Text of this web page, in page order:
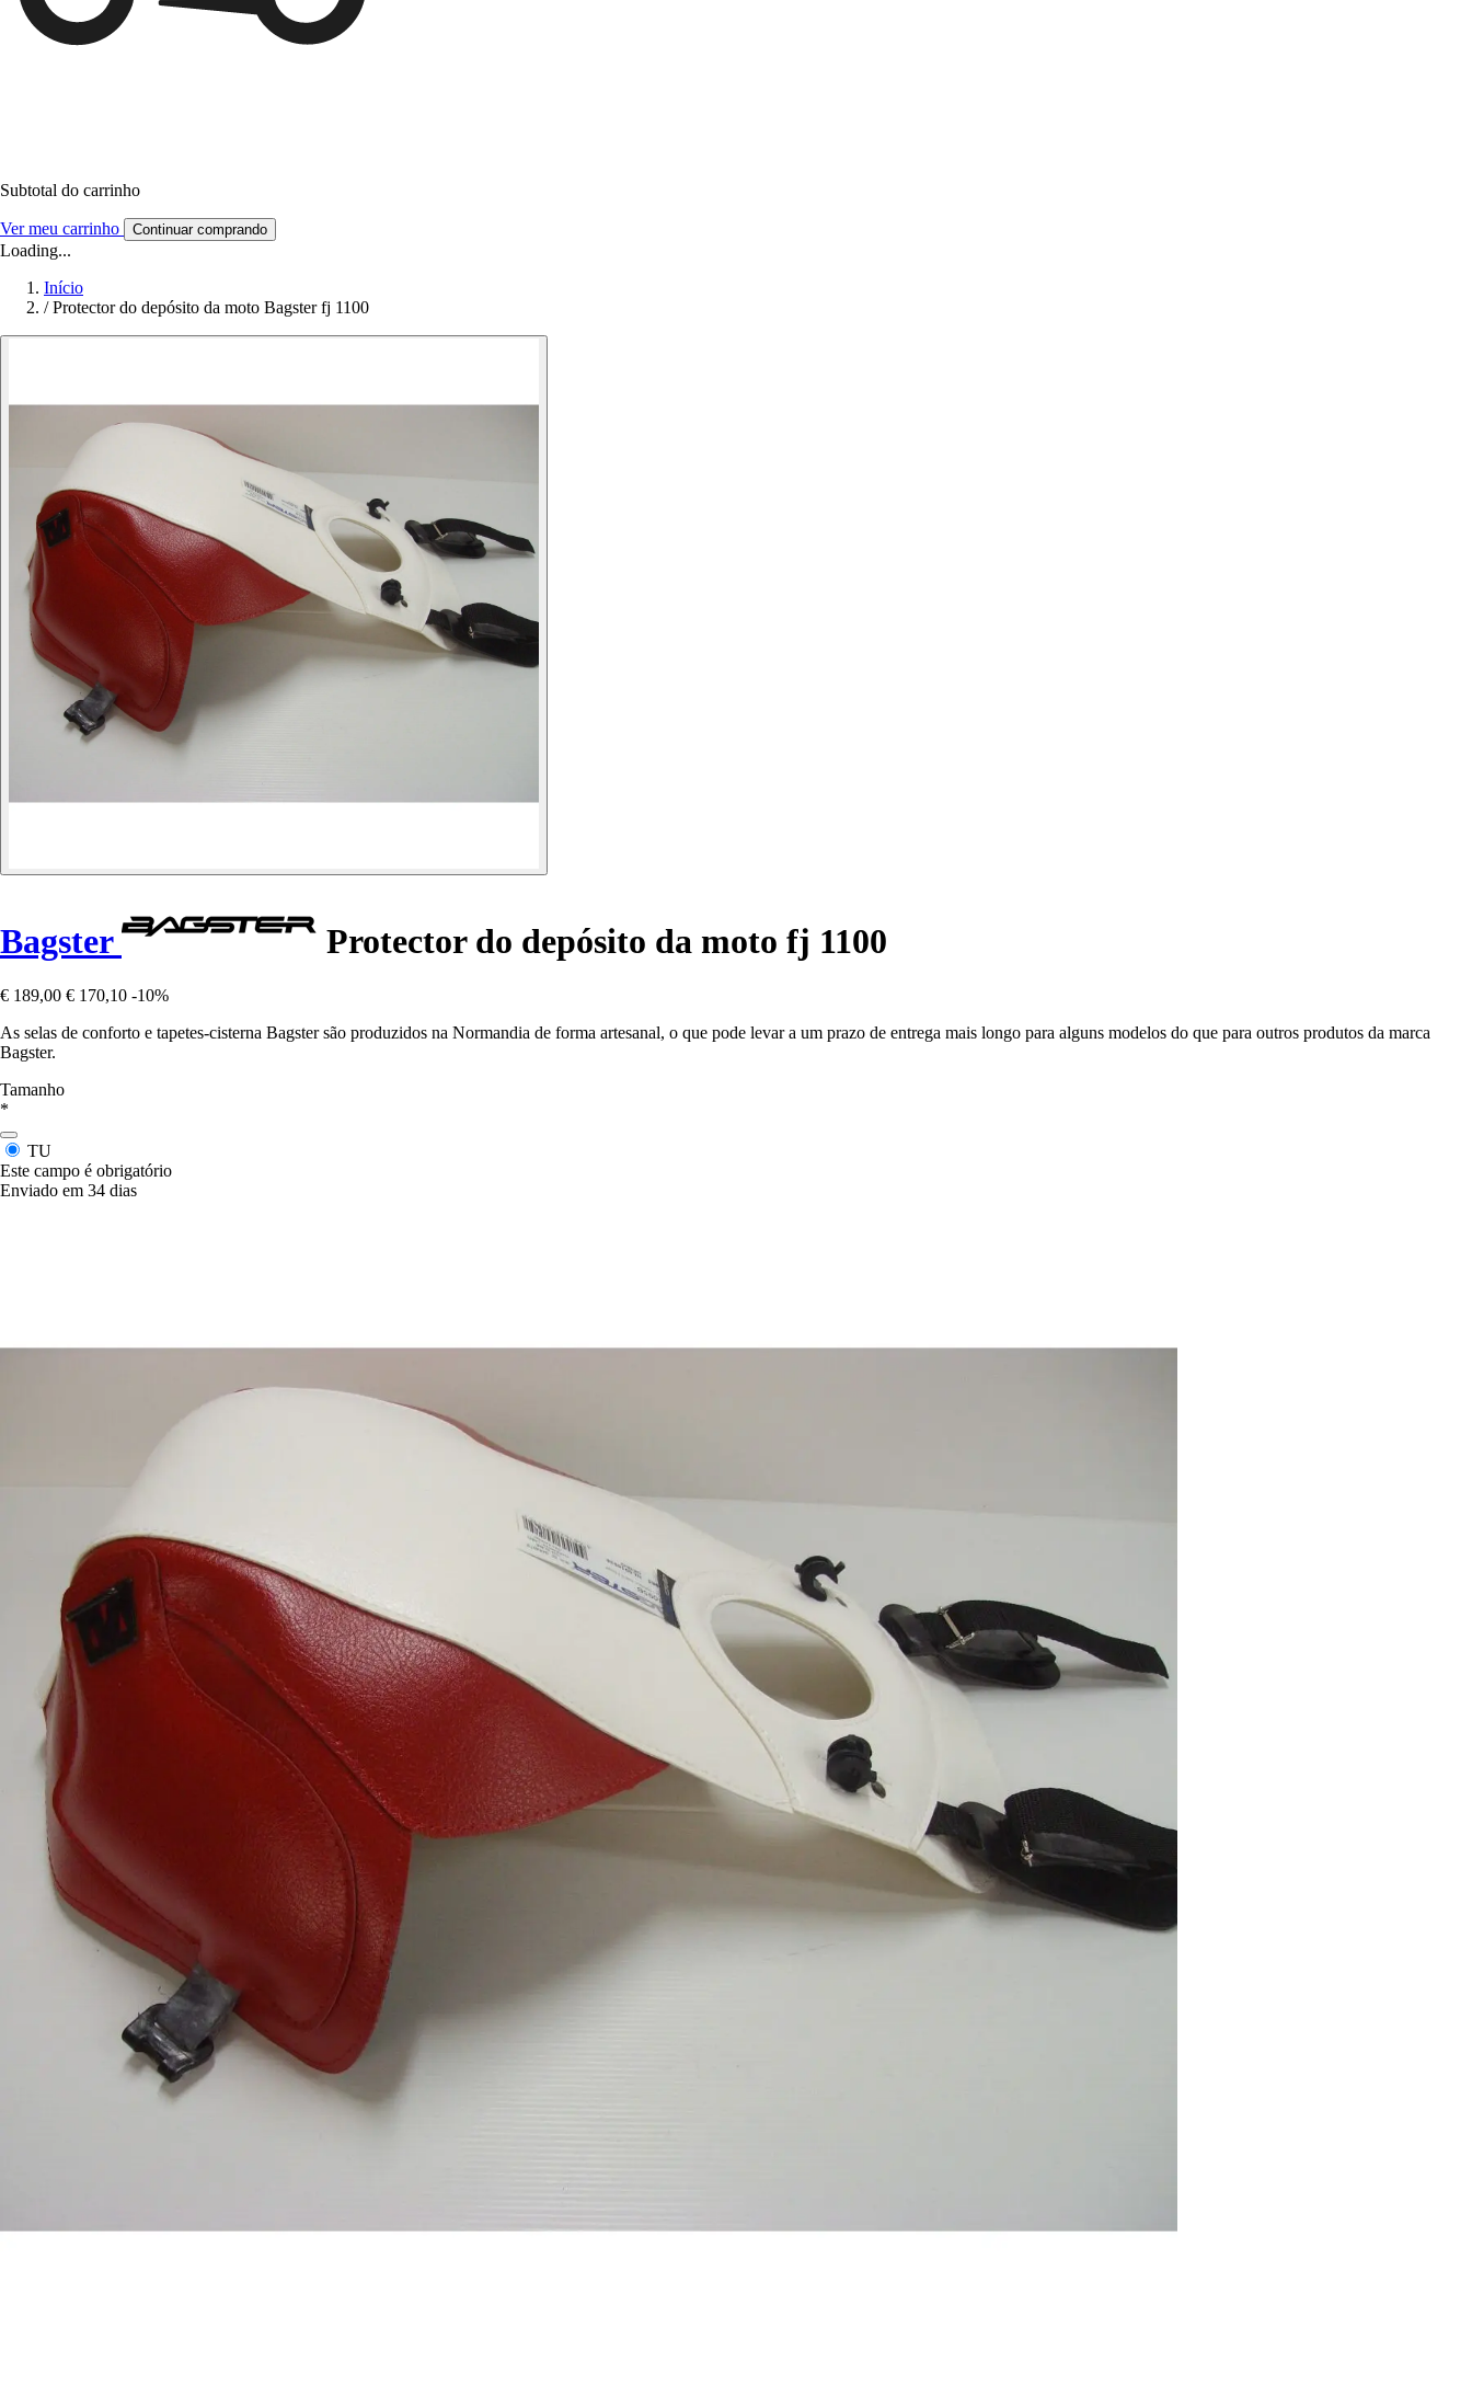
Subtotal do carrinho
Ver meu carrinho Continuar comprando
Loading...
Início
/ Protector do depósito da moto Bagster fj 1100
Bagster Protector do depósito da moto fj 1100
€ 189,00 € 170,10 -10%
As selas de conforto e tapetes-cisterna Bagster são produzidos na Normandia de forma artesanal, o que pode levar a um prazo de entrega mais longo para alguns modelos do que para outros produtos da marca
Bagster.
Tamanho
*
TU
Este campo é obrigatório
Enviado em 34 dias